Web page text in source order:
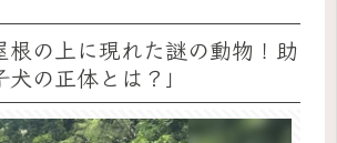
根の上に現れた謎の動物！助
の正体とは？」